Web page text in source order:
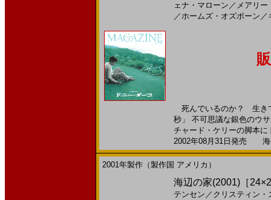
ェナ・マローン ／ メアリー
／ホームズ・オズボーン ／
死んでいるのか？ 生き
秒」 不可思議な銀色のウ
チャード・ケリーの脚本
2002年08月31日発売 海
2001年製作（製作国 アメリカ）
海辺の家(2001)［
テンセン ／ クリスティン・